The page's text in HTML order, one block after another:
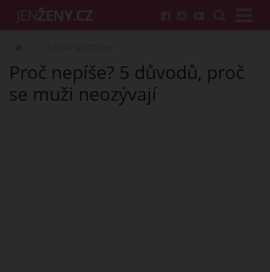
Proč nepíše? 5 důvodů, proč
se muži neozývají